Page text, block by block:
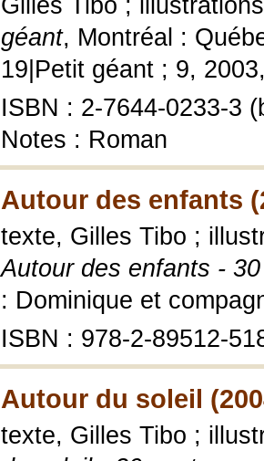
Gilles Tibo ;
géant, Montréal :
19|Petit géant ; 9,
ISBN : 2-7644-0233-3
Notes : Roman
Autour des enfants
texte, Gilles Tibo ;
Autour des enfants -
: Dominique et
ISBN : 978-2-89512-
Autour du soleil
texte, Gilles Tibo ;